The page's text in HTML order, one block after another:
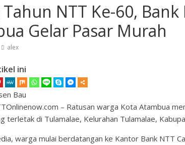
NTT Ke-60, Bank
Gelar Pasar Murah
alex
ini
Bau
– Ratusan warga Kota Atambua
terletak di Tulamalae, Kelurahan Tulamalae,
warga mulai berdatangan ke Kantor Bank NTT